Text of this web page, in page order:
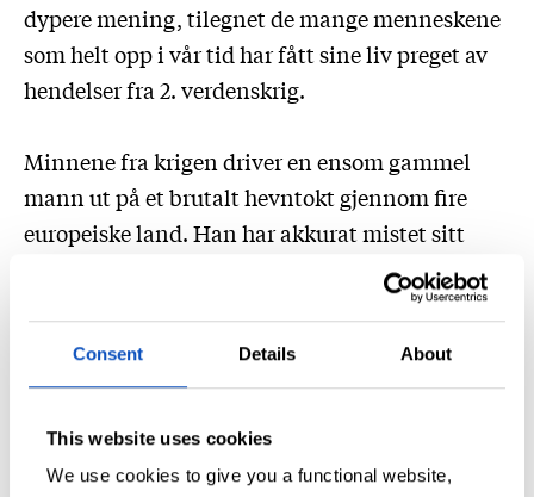
Consent Details About
This website uses cookies
We use cookies to give you a functional website,
dypere mening, tilegnet de mange menneskene
som helt opp i vår tid har fått sine liv preget av
hendelser fra 2. verdenskrig.
Minnene fra krigen driver en ensom gammel
mann ut på et brutalt hevntokt gjennom fire
europeiske land. Han har akkurat mistet sitt
eneste barnebarn som var siste gjenlevende
familiemedlem. Sorgen tar ham tilbake til et
mørkt og lenge avlåst rom i hukommelsen. Den
kryper ut derfra.